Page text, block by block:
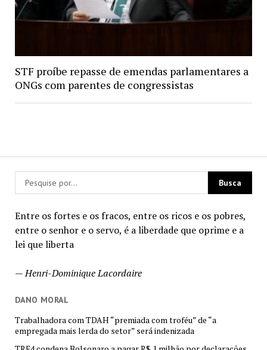
Entre os fortes e os fracos, entre os ricos e os pobres,
entre o senhor e o servo, é a liberdade que oprime e a
lei que liberta
—Henri-Dominique Lacordaire
DANO MORAL
Trabalhadora com TDAH “premiada com troféu” de “a
empregada mais lerda do setor” será indenizada
STF proíbe repasse de emendas parlamentares a
ONGs com parentes de congressistas